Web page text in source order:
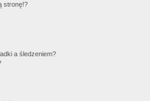
stronę!?
a śledzeniem?